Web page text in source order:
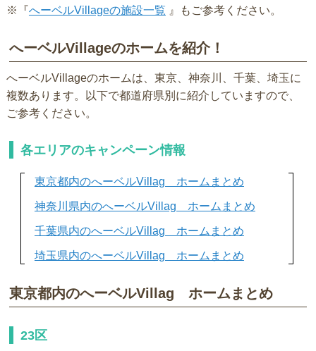
※『へーベルVillageの施設一覧 』もご参考ください。
へーベルVillageのホームを紹介！
へーベルVillageのホームは、東京、神奈川、千葉、埼玉に
複数あります。以下で都道府県別に紹介していますので、
ご参考ください。
各エリアのキャンペーン情報
東京都内のへーベルVillag ホームまとめ
神奈川県内のへーベルVillag ホームまとめ
千葉県内のへーベルVillag ホームまとめ
埼玉県内のへーベルVillag ホームまとめ
東京都内のへーベルVillag ホームまとめ
23区